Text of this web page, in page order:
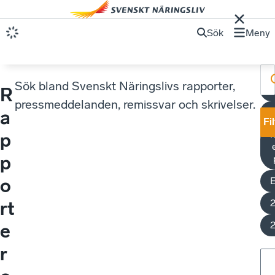
Sök Meny
R
a
p
p
o
rt
e
r
Sök bland Svenskt Näringslivs rapporter,
pressmeddelanden, remissvar och skrivelser.